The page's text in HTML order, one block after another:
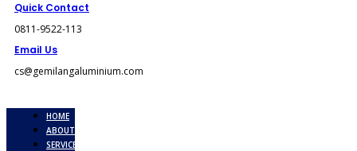
Quick Contact
0811-9522-113
Email Us
cs@gemilangaluminium.com
HOME
ABOUT
SERVICES